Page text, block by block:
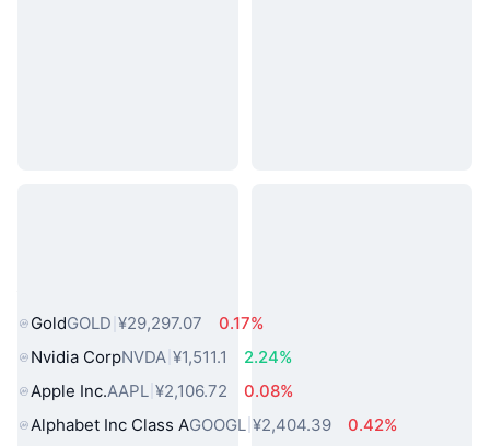
GoldGOLD ¥29,297.07
0.17%
Nvidia CorpNVDA ¥1,511.1
2.24%
Apple Inc.AAPL ¥2,106.72
0.08%
Alphabet Inc Class AGOOGL ¥2,404.39
0.42%